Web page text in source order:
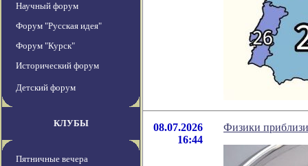
Научный форум
Форум "Русская идея"
Форум "Курск"
Исторический форум
Детский форум
КЛУБЫ
Пятничные вечера
08.07.2026
16:44
Физики